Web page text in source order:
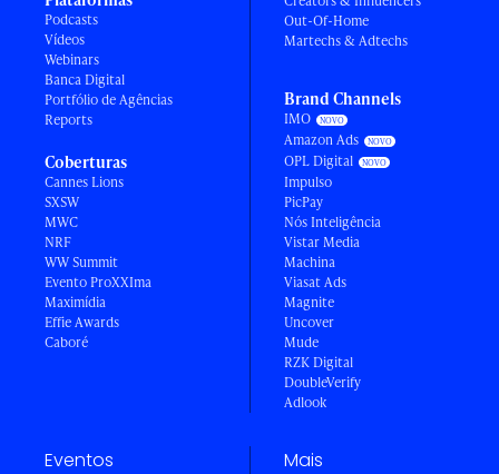
Podcasts
Vídeos
Webinars
Banca Digital
Portfólio de Agências
Reports
Coberturas
Cannes Lions
SXSW
MWC
NRF
WW Summit
Evento ProXXIma
Maximídia
Effie Awards
Caboré
Out-Of-Home
Martechs & Adtechs
Brand Channels
IMO
Amazon Ads
OPL Digital
Impulso
PicPay
Nós Inteligência
Vistar Media
Machina
Viasat Ads
Magnite
Uncover
Mude
RZK Digital
DoubleVerify
Adlook
Eventos Mais